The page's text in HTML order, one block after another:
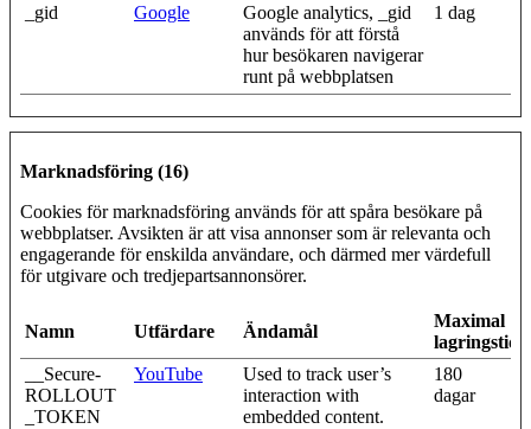
_gid Google
Google analytics, _gid
används för att förstå
hur besökaren navigerar
runt på webbplatsen
1 dag
Marknadsföring (16)
Cookies för marknadsföring används för att spåra besökare på
webbplatser. Avsikten är att visa annonser som är relevanta och
engagerande för enskilda användare, och därmed mer värdefull
för utgivare och tredjepartsannonsörer.
Namn Utfärdare Ändamål
Maximal
lagringstid
__Secure-
ROLLOUT
_TOKEN
YouTube
Used to track user’s
interaction with
embedded content.
180
dagar